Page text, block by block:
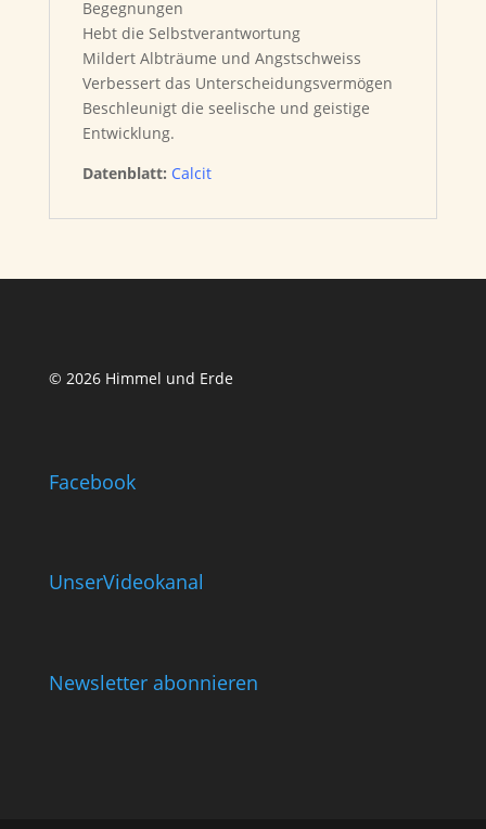
Begegnungen
Hebt die Selbstverantwortung
Mildert Albträume und Angstschweiss
Verbessert das Unterscheidungsvermögen
Beschleunigt die seelische und geistige
Entwicklung.
Datenblatt: Calcit
© 2026 Himmel und Erde
Facebook
UnserVideokanal
Newsletter abonnieren